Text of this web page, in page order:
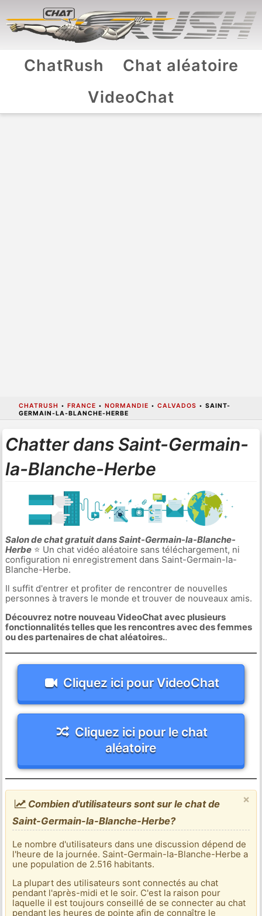
ChatRush
Chat aléatoire
VideoChat
CHATRUSH • FRANCE • NORMANDIE • CALVADOS • SAINT-
GERMAIN-LA-BLANCHE-HERBE
Chatter dans Saint-Germain-
la-Blanche-Herbe
Salon de chat gratuit dans Saint-Germain-la-Blanche-
Herbe⭐ Un chat vidéo aléatoire sans téléchargement, ni
configuration ni enregistrement dans Saint-Germain-la-
Blanche-Herbe.
Il suffit d'entrer et profiter de rencontrer de nouvelles
personnes à travers le monde et trouver de nouveaux amis.
Découvrez notre nouveau VideoChat avec plusieurs
fonctionnalités telles que les rencontres avec des femmes
ou des partenaires de chat aléatoires..
Cliquez ici pour VideoChat
Cliquez ici pour le chat
aléatoire
×
Combien d'utilisateurs sont sur le chat de
Saint-Germain-la-Blanche-Herbe?
Le nombre d'utilisateurs dans une discussion dépend de
l'heure de la journée. Saint-Germain-la-Blanche-Herbe a
une population de 2.516 habitants.
La plupart des utilisateurs sont connectés au chat
pendant l'après-midi et le soir. C'est la raison pour
laquelle il est toujours conseillé de se connecter au chat
pendant les heures de pointe afin de connaître le